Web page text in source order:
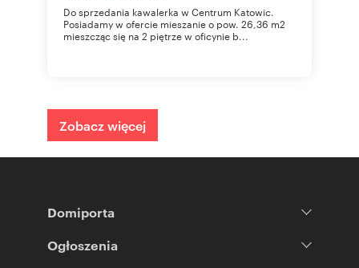
Do sprzedania kawalerka w Centrum Katowic.
Posiadamy w ofercie mieszanie o pow. 26,36 m2
mieszcząc się na 2 piętrze w oficynie b...
Zobacz więcej
Domiporta
Ogłoszenia